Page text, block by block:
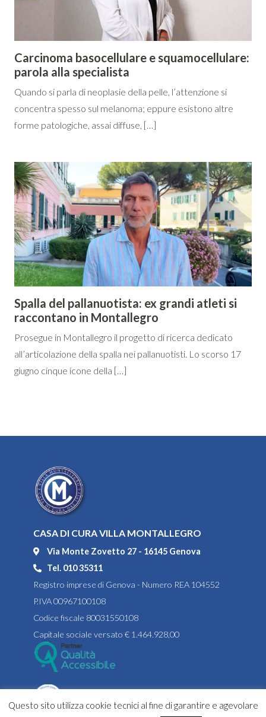
Carcinoma basocellulare e squamocellulare:
parola alla specialista
Quando si parla di neoplasie della pelle, l’attenzione si
concentra spesso sul melanoma; eppure esistono altre
forme patologiche, assai diffuse, […]
Spalla del pallanuotista: ex grandi atleti si
raccontano in Montallegro
Prosegue in Montallegro il progetto di ricerca dedicato
all’articolazione della spalla nei pallanuotisti. Lo scorso 17
giugno cinque icone della […]
CASA DI CURA VILLA MONTALLEGRO
Via Monte Zovetto 27 - 16145 Genova
Tel. 010 35311
Registro imprese di Genova - Numero REA 104552
P.IVA 00967100108
Codice fiscale 80031550108
Capitale sociale versato € 1.464.928,00
Questo sito utilizza cookie tecnici al fine di garantire e agevolare